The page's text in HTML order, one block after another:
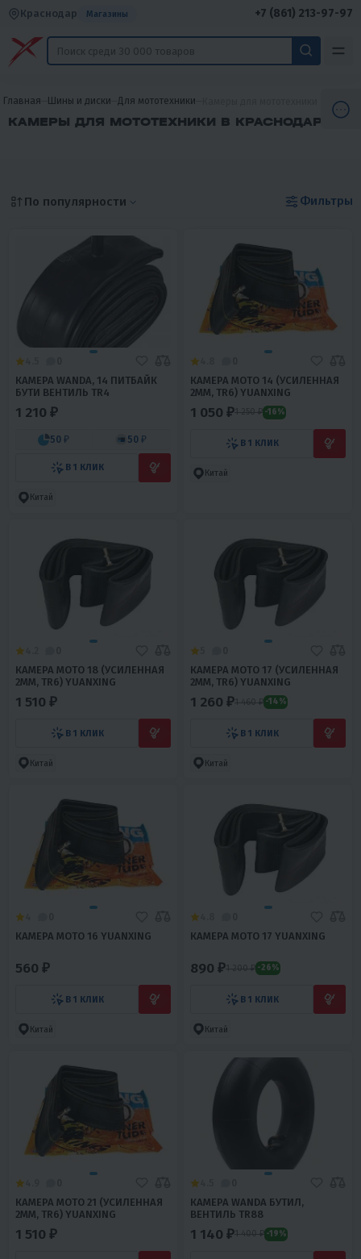
Краснодар Магазины +7 (861) 213-97-97
Главная Шины и диски Для мототехники
КАМЕРЫ ДЛЯ МОТОТЕХНИКИ В КРАСНОДАРЕ
По популярности Фильтры
КАМЕРА WANDA, 14 ПИТБАЙК
БУТИ ВЕНТИЛЬ ТR4
1 210 ₽
50 ₽ 50 ₽
В 1 КЛИК
Китай
КАМЕРА МОТО 14 (УСИЛЕННАЯ
2ММ, TR6) YUANXING
1 050 ₽1 250 ₽ -16%
В 1 КЛИК
Китай
КАМЕРА МОТО 18 (УСИЛЕННАЯ
2ММ, TR6) YUANXING
1 510 ₽
В 1 КЛИК
Китай
КАМЕРА МОТО 17 (УСИЛЕННАЯ
2ММ, TR6) YUANXING
1 260 ₽1 460 ₽ -14%
В 1 КЛИК
Китай
КАМЕРА МОТО 16 YUANXING
560 ₽
В 1 КЛИК
Китай
КАМЕРА МОТО 17 YUANXING
890 ₽1 200 ₽ -26%
В 1 КЛИК
Китай
КАМЕРА МОТО 21 (УСИЛЕННАЯ
2ММ, TR6) YUANXING
1 510 ₽
КАМЕРА WANDA БУТИЛ,
ВЕНТИЛЬ ТR88
1 140 ₽1 400 ₽ -19%